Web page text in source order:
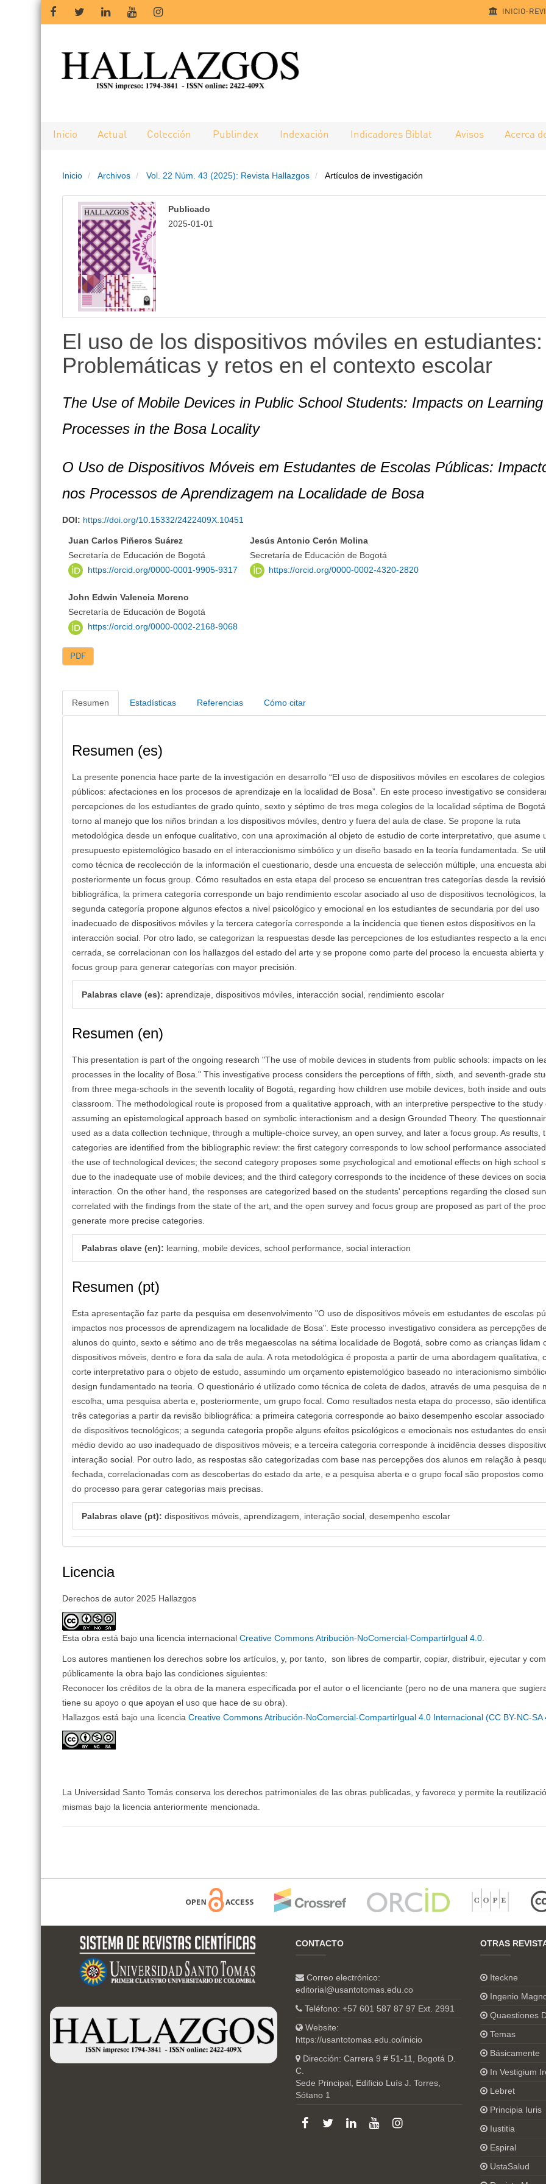
Salto
rápido
de
página
Navegación
principal
Contenido
principal
Barra
INICIO-
Inicio Actual Colección Publindex Indexación Indicadores Biblat Avisos Acerca
Inicio Archivos Vol. 22 Núm. 43 (2025): Revista Hallazgos Artículos de investigación
Publicado
2025-01-01
El uso de los dispositivos móviles en estudiantes:
Problemáticas y retos en el contexto escolar
The Use of Mobile Devices in Public School Students: Impacts on Learning
Processes in the Bosa Locality
O Uso de Dispositivos Móveis em Estudantes de Escolas Públicas:
nos Processos de Aprendizagem na Localidade de Bosa
DOI: https://doi.org/10.15332/2422409X.10451
Juan Carlos Piñeros Suárez
Secretaría de Educación de Bogotá
https://orcid.org/0000-0001-9905-9317
Jesús Antonio Cerón Molina
Secretaría de Educación de Bogotá
https://orcid.org/0000-0002-4320-2820
John Edwin Valencia Moreno
Secretaría de Educación de Bogotá
https://orcid.org/0000-0002-2168-9068
PDF
Resumen Estadísticas Referencias Cómo citar
Resumen (es)
La presente ponencia hace parte de la investigación en desarrollo “El uso de dispositivos móviles en escolares de colegios
públicos: afectaciones en los procesos de aprendizaje en la localidad de Bosa”. En este proceso investigativo se
percepciones de los estudiantes de grado quinto, sexto y séptimo de tres mega colegios de la localidad séptima de
torno al manejo que los niños brindan a los dispositivos móviles, dentro y fuera del aula de clase. Se propone la ruta
metodológica desde un enfoque cualitativo, con una aproximación al objeto de estudio de corte interpretativo, que asume
presupuesto epistemológico basado en el interaccionismo simbólico y un diseño basado en la teoría fundamentada. Se
como técnica de recolección de la información el cuestionario, desde una encuesta de selección múltiple, una encuesta
posteriormente un focus group. Cómo resultados en esta etapa del proceso se encuentran tres categorías desde la
bibliográfica, la primera categoría corresponde un bajo rendimiento escolar asociado al uso de dispositivos tecnológicos, la
segunda categoría propone algunos efectos a nivel psicológico y emocional en los estudiantes de secundaria por del uso
inadecuado de dispositivos móviles y la tercera categoría corresponde a la incidencia que tienen estos dispositivos en la
interacción social. Por otro lado, se categorizan la respuestas desde las percepciones de los estudiantes respecto a la
cerrada, se correlacionan con los hallazgos del estado del arte y se propone como parte del proceso la encuesta abierta y
focus group para generar categorías con mayor precisión.
Palabras clave (es): aprendizaje, dispositivos móviles, interacción social, rendimiento escolar
Resumen (en)
This presentation is part of the ongoing research "The use of mobile devices in students from public schools: impacts on
processes in the locality of Bosa." This investigative process considers the perceptions of fifth, sixth, and seventh-grade
from three mega-schools in the seventh locality of Bogotá, regarding how children use mobile devices, both inside and
classroom. The methodological route is proposed from a qualitative approach, with an interpretive perspective to the study
assuming an epistemological approach based on symbolic interactionism and a design Grounded Theory. The
used as a data collection technique, through a multiple-choice survey, an open survey, and later a focus group. As results,
categories are identified from the bibliographic review: the first category corresponds to low school performance
the use of technological devices; the second category proposes some psychological and emotional effects on high school
due to the inadequate use of mobile devices; and the third category corresponds to the incidence of these devices on
interaction. On the other hand, the responses are categorized based on the students' perceptions regarding the closed
correlated with the findings from the state of the art, and the open survey and focus group are proposed as part of the
generate more precise categories.
Palabras clave (en): learning, mobile devices, school performance, social interaction
Resumen (pt)
Esta apresentação faz parte da pesquisa em desenvolvimento "O uso de dispositivos móveis em estudantes de escolas
impactos nos processos de aprendizagem na localidade de Bosa". Este processo investigativo considera as percepções de
alunos do quinto, sexto e sétimo ano de três megaescolas na sétima localidade de Bogotá, sobre como as crianças lidam
dispositivos móveis, dentro e fora da sala de aula. A rota metodológica é proposta a partir de uma abordagem qualitativa,
corte interpretativo para o objeto de estudo, assumindo um orçamento epistemológico baseado no interacionismo
design fundamentado na teoria. O questionário é utilizado como técnica de coleta de dados, através de uma pesquisa de
escolha, uma pesquisa aberta e, posteriormente, um grupo focal. Como resultados nesta etapa do processo, são
três categorias a partir da revisão bibliográfica: a primeira categoria corresponde ao baixo desempenho escolar
de dispositivos tecnológicos; a segunda categoria propõe alguns efeitos psicológicos e emocionais nos estudantes do
médio devido ao uso inadequado de dispositivos móveis; e a terceira categoria corresponde à incidência desses
interação social. Por outro lado, as respostas são categorizadas com base nas percepções dos alunos em relação à
fechada, correlacionadas com as descobertas do estado da arte, e a pesquisa aberta e o grupo focal são propostos como
do processo para gerar categorias mais precisas.
Palabras clave (pt): dispositivos móveis, aprendizagem, interação social, desempenho escolar
Licencia
Derechos de autor 2025 Hallazgos
Esta obra está bajo una licencia internacionalCreative Commons Atribución-NoComercial-CompartirIgual 4.0
Los autores mantienen los derechos sobre los artículos, y, por tanto, son libres de compartir, copiar, distribuir, ejecutar y
públicamente la obra bajo las condiciones siguientes:
Reconocer los créditos de la obra de la manera especificada por el autor o el licenciante (pero no de una manera que
tiene su apoyo o que apoyan el uso que hace de su obra).
Hallazgos está bajo una licenciaCreative Commons Atribución-NoComercial-CompartirIgual 4.0 Internacional (CC BY-NC-SA
La Universidad Santo Tomás conserva los derechos patrimoniales de las obras publicadas, y favorece y permite la
mismas bajo la licencia anteriormente mencionada.
CONTACTO
Correo electrónico:
editorial@usantotomas.edu.co
Teléfono: +57 601 587 87 97 Ext. 2991
Website:
https://usantotomas.edu.co/inicio
Dirección: Carrera 9 # 51-11, Bogotá D.
C.
Sede Principal, Edificio Luís J. Torres,
Sótano 1
OTRAS
Iteckne
Ingenio
Quaestiones
Temas
Básicamente
In Vestigium
Lebret
Principia Iuris
Iustitia
Espiral
UstaSalud